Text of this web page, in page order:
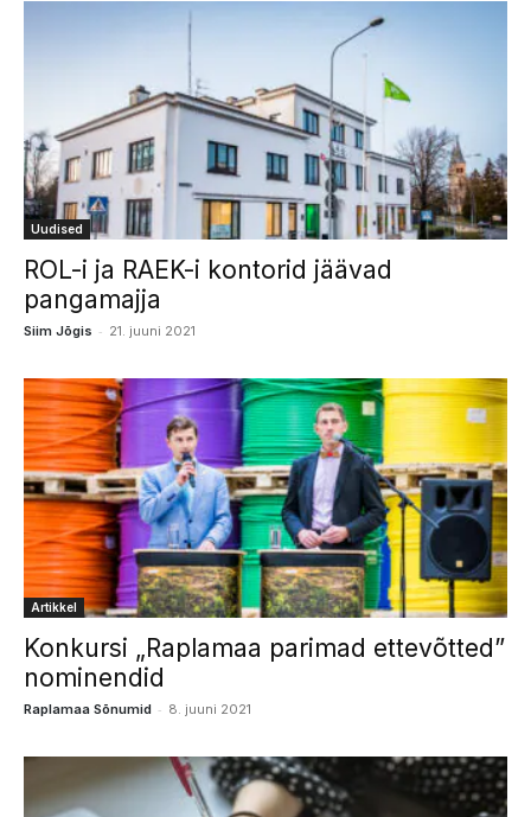
Uudised
ROL-i ja RAEK-i kontorid jäävad
pangamajja
Siim Jõgis - 21. juuni 2021
Artikkel
Konkursi „Raplamaa parimad ettevõtted”
nominendid
Raplamaa Sõnumid - 8. juuni 2021